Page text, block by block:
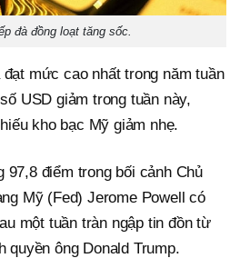
đà đồng loạt tăng sốc.
mức cao nhất trong năm tuần
USD giảm trong tuần này,
kho bạc Mỹ giảm nhẹ.
97,8 điểm trong bối cảnh Chủ
Mỹ (Fed) Jerome Powell có
một tuần tràn ngập tin đồn từ
ông Donald Trump.